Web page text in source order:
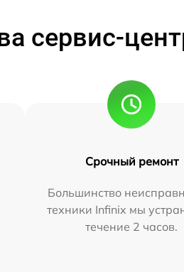
сервис-
Срочный ремонт
Большинство
техники Infinix мы
течение 2 часов.